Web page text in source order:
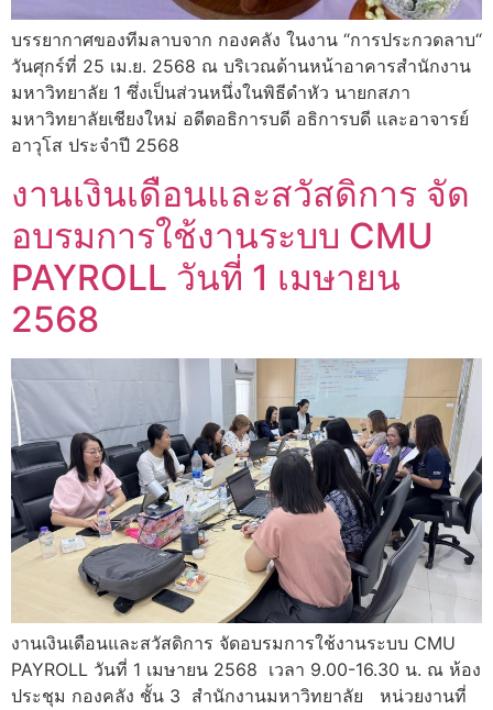
บรรยากาศของทีมลาบจาก กองคลัง ในงาน “การประกวดลาบ“
วันศุกร์ที่ 25 เม.ย. 2568 ณ บริเวณด้านหน้าอาคารสำนักงาน
มหาวิทยาลัย 1 ซึ่งเป็นส่วนหนึ่งในพิธีดำหัว นายกสภา
มหาวิทยาลัยเชียงใหม่ อดีตอธิการบดี อธิการบดี และอาจารย์
อาวุโส ประจำปี 2568
งานเงินเดือนและสวัสดิการ จัด
อบรมการใช้งานระบบ CMU
PAYROLL วันที่ 1 เมษายน
2568
งานเงินเดือนและสวัสดิการ จัดอบรมการใช้งานระบบ CMU
PAYROLL วันที่ 1 เมษายน 2568 เวลา 9.00-16.30 น. ณ ห้อง
ประชุม กองคลัง ชั้น 3 สำนักงานมหาวิทยาลัย หน่วยงานที่